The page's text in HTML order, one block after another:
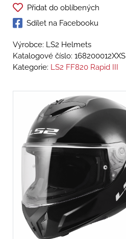
Přidat do oblíbených
Sdílet na Facebooku
Výrobce: LS2 Helmets
Katalogové číslo: 168200012XXS
Kategorie: LS2 FF820 Rapid III